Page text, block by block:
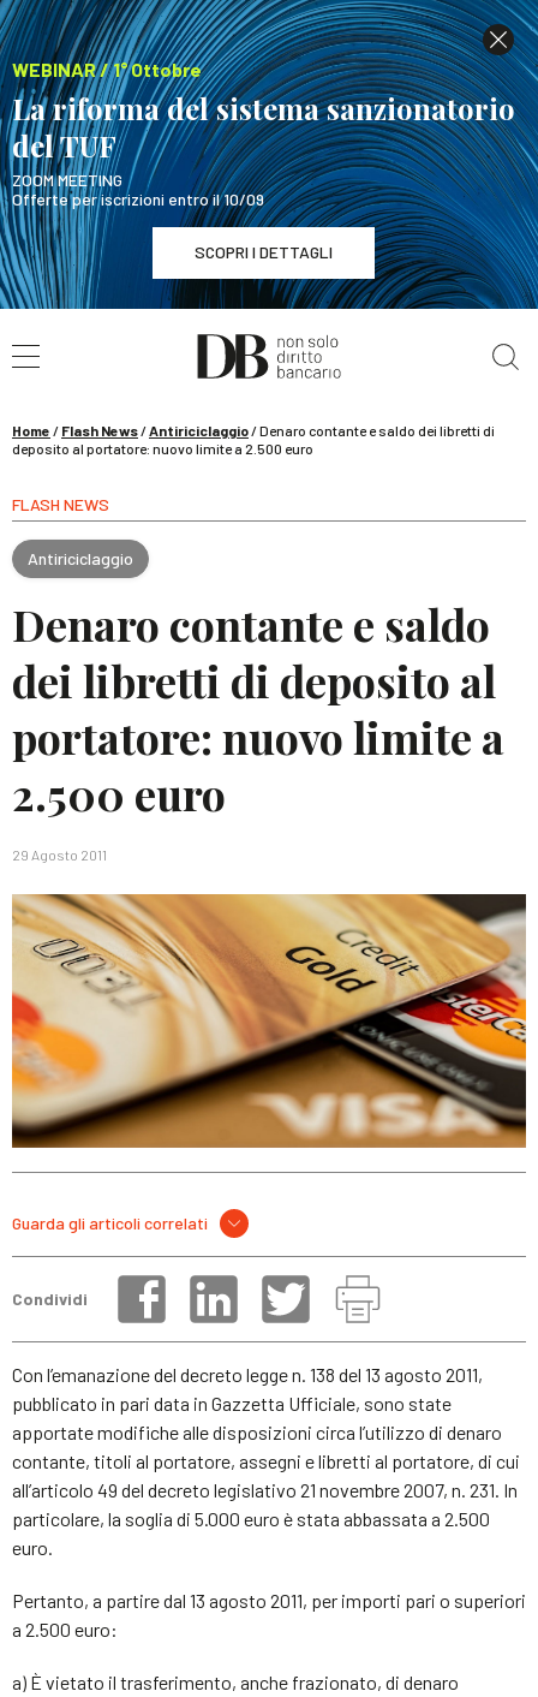
WEBINAR / 1° Ottobre
La riforma del sistema sanzionatorio
del TUF
ZOOM MEETING
Offerte per iscrizioni entro il 10/09
SCOPRI I DETTAGLI
WEBINAR / 1° Ottobre
La riforma del sistema sanzionatorio del TUF
Home / Flash News/Antiriciclaggio/Denaro contante e saldo dei libretti di
deposito al portatore: nuovo limite a 2.500 euro
FLASH NEWS
Antiriciclaggio
Denaro contante e saldo
dei libretti di deposito al
portatore: nuovo limite a
2.500 euro
29 Agosto 2011
Guarda gli articoli correlati
Condividi
Con l’emanazione del decreto legge n. 138 del 13 agosto 2011,
pubblicato in pari data in Gazzetta Ufficiale, sono state
apportate modifiche alle disposizioni circa l’utilizzo di denaro
contante, titoli al portatore, assegni e libretti al portatore, di cui
all’articolo 49 del decreto legislativo 21 novembre 2007, n. 231. In
particolare, la soglia di 5.000 euro è stata abbassata a 2.500
euro.
Pertanto, a partire dal 13 agosto 2011, per importi pari o superiori
a 2.500 euro:
a) È vietato il trasferimento, anche frazionato, di denaro